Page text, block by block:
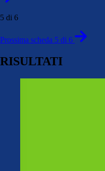
5 di 6
Prossima scheda 5 di 6
RISULTATI